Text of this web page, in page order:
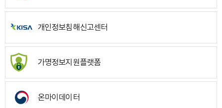
개인정보침해신고센터
가명정보지원플랫폼
온마이데이터